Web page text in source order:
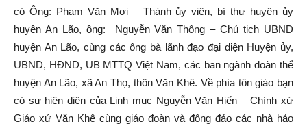
có Ông: Phạm Văn Mợi – Thành ủy viên, bí thư huyện ủy
huyện An Lão, ông: Nguyễn Văn Thông – Chủ tịch UBND
huyện An Lão, cùng các ông bà lãnh đạo đại diện Huyện ủy,
UBND, HĐND, UB MTTQ Việt Nam, các ban ngành đoàn thể
huyện An Lão, xã An Thọ, thôn Văn Khê. Về phía tôn giáo bạn
có sự hiện diện của Linh mục Nguyễn Văn Hiển – Chính xứ
Giáo xứ Văn Khê cùng giáo đoàn và đông đảo các nhà hảo